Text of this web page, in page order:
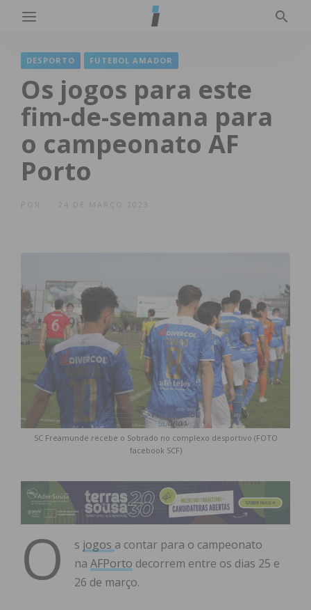
DESPORTO FUTEBOL AMADOR
Os jogos para este
fim-de-semana para
o campeonato AF
Porto
24 DE MARÇO 2023
SC Freamunde recebe o Sobrado no complexo desportivo (FOTO
facebook SCF)
O s jogos a contar para o campeonato
na AFPorto decorrem entre os dias 25 e
26 de março.